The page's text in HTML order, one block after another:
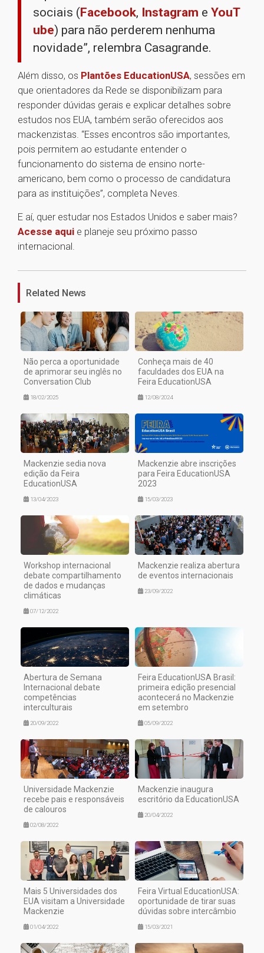
sociais (Facebook, Instagram e YouT
ube) para não perderem nenhuma
novidade”, relembra Casagrande.
Além disso, os Plantões EducationUSA, sessões em
que orientadores da Rede se disponibilizam para
responder dúvidas gerais e explicar detalhes sobre
estudos nos EUA, também serão oferecidos aos
mackenzistas. “Esses encontros são importantes,
pois permitem ao estudante entender o
funcionamento do sistema de ensino norte-
americano, bem como o processo de candidatura
para as instituições”, completa Neves.
E aí, quer estudar nos Estados Unidos e saber mais?
Acesse aqui e planeje seu próximo passo
internacional.
Related News
Não perca a oportunidade
de aprimorar seu inglês no
Conversation Club
18/02/2025
Conheça mais de 40
faculdades dos EUA na
Feira EducationUSA
12/08/2024
Mackenzie sedia nova
edição da Feira
EducationUSA
13/04/2023
Mackenzie abre inscrições
para Feira EducationUSA
2023
15/03/2023
Workshop internacional
debate compartilhamento
de dados e mudanças
climáticas
07/12/2022
Mackenzie realiza abertura
de eventos internacionais
23/09/2022
Abertura de Semana
Internacional debate
competências
interculturais
20/09/2022
Feira EducationUSA Brasil:
primeira edição presencial
acontecerá no Mackenzie
em setembro
05/09/2022
Universidade Mackenzie
recebe pais e responsáveis
de calouros
02/08/2022
Mackenzie inaugura
escritório da EducationUSA
20/04/2022
Mais 5 Universidades dos
EUA visitam a Universidade
Mackenzie
01/04/2022
Feira Virtual EducationUSA:
oportunidade de tirar suas
dúvidas sobre intercâmbio
15/03/2021